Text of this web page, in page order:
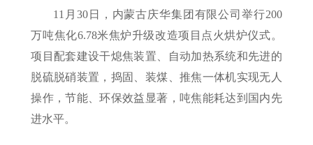
11月30日，内蒙古庆华集团有限公司举行200
万吨焦化6.78米焦炉升级改造项目点火烘炉仪式。
项目配套建设干熄焦装置、自动加热系统和先进的
脱硫脱硝装置，捣固、装煤、推焦一体机实现无人
操作，节能、环保效益显著，吨焦能耗达到国内先
进水平。